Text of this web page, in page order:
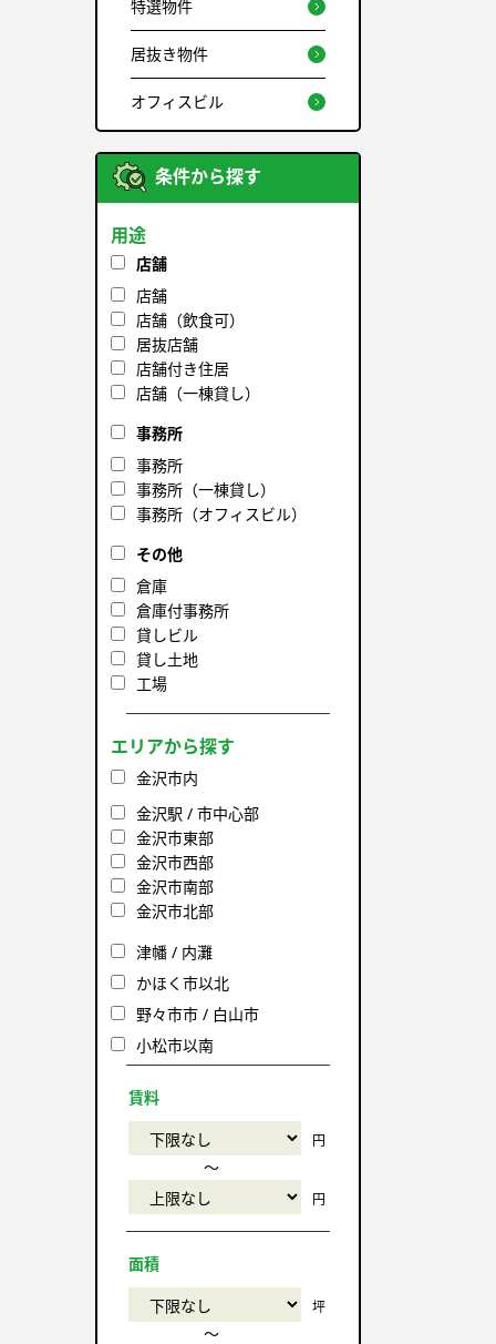
特選物件
居抜き物件
オフィスビル
条件から探す
用途
店舗
店舗
店舗（飲食可）
居抜店舗
店舗付き住居
店舗（一棟貸し）
事務所
事務所
事務所（一棟貸し）
事務所（オフィスビル）
その他
倉庫
倉庫付事務所
貸しビル
貸し土地
工場
エリアから探す
金沢市内
金沢駅 / 市中心部
金沢市東部
金沢市西部
金沢市南部
金沢市北部
津幡 / 内灘
かほく市以北
野々市市 / 白山市
小松市以南
賃料
円
〜
円
面積
坪
〜